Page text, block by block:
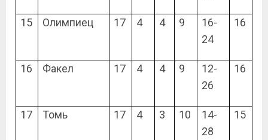
15 Олимпиец 17 4 4 9
16-
24
16
16 Факел 17 4 4 9
12-
26
16
17 Томь 17 4 3 10
14-
28
15